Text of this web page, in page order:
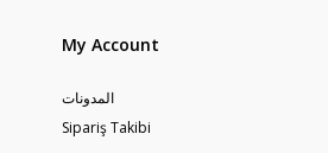
My Account
المدونات
Sipariş Takibi